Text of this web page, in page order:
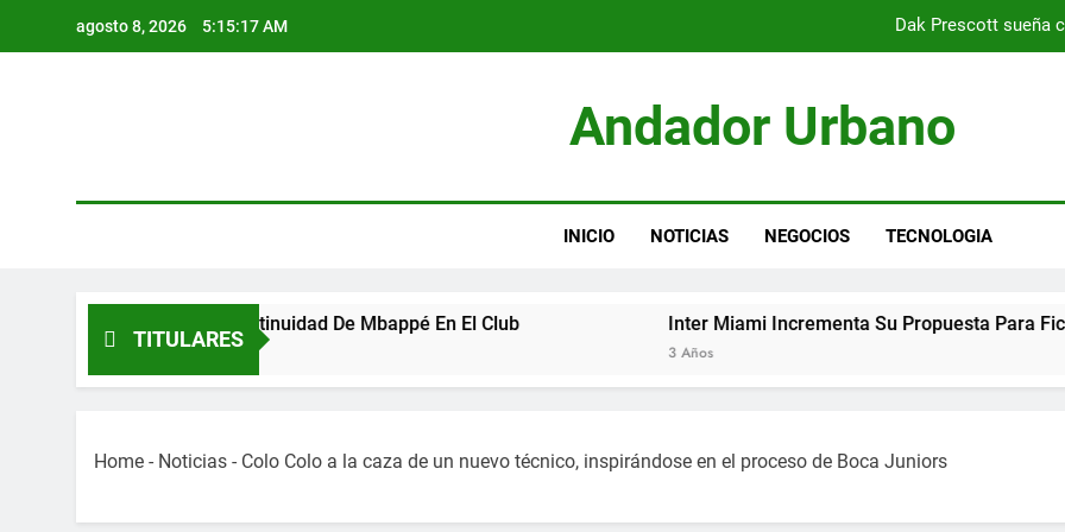
agosto 8, 2026 5:15:17 AM Dak Prescott sueña
Presidente del PSG optimista
Dak Prescott sueña
Presidente del PSG optimista
Inter Miami incrementa su propuesta para
Andador Urbano
INICIO NOTICIAS NEGOCIOS TECNOLOGIA
TITULARES
Sobre La Continuidad De Mbappé En El Club Inter Miami Incrementa Su Propuesta Para Fichar A
Home - Noticias - Colo Colo a la caza de un nuevo técnico, inspirándose en el proceso de Boca Juniors